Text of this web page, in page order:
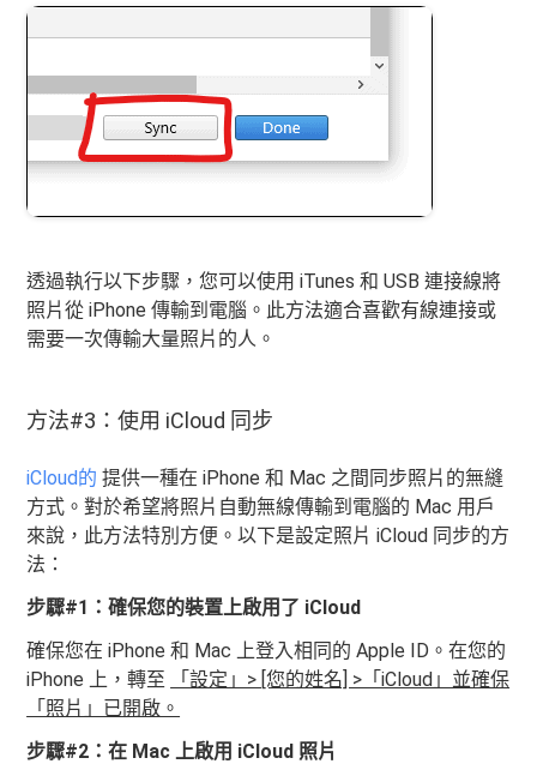
透過執行以下步驟，您可以使用 iTunes 和 USB 連接線將
照片從 iPhone 傳輸到電腦。此方法適合喜歡有線連接或
需要一次傳輸大量照片的人。
方法#3：使用 iCloud 同步
iCloud的 提供一種在 iPhone 和 Mac 之間同步照片的無縫
方式。對於希望將照片自動無線傳輸到電腦的 Mac 用戶
來說，此方法特別方便。以下是設定照片 iCloud 同步的方
法：
步驟#1：確保您的裝置上啟用了 iCloud
確保您在 iPhone 和 Mac 上登入相同的 Apple ID。在您的
iPhone 上，轉至
「設定」> [您的姓名] >「iCloud」並確保
「照片」已開啟。
步驟#2：在 Mac 上啟用 iCloud 照片